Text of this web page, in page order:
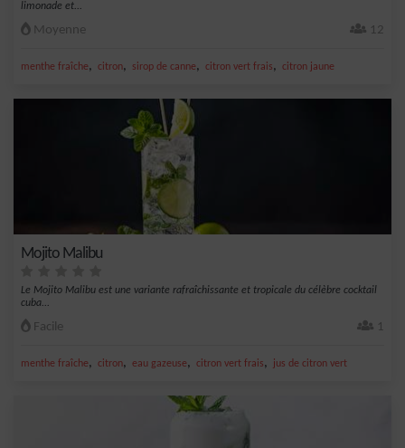
limonade et...
Moyenne 12
menthe fraîche, citron, sirop de canne, citron vert frais, citron jaune
Mojito Malibu
Le Mojito Malibu est une variante rafraîchissante et tropicale du célèbre cocktail
cuba...
Facile 1
menthe fraîche, citron, eau gazeuse, citron vert frais, jus de citron vert